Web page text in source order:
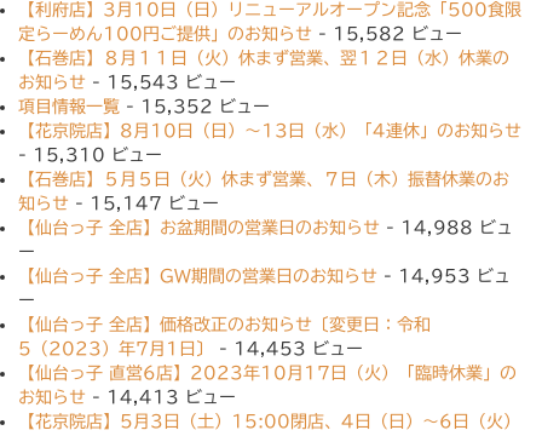
【利府店】3月10日（日）リニューアルオープン記念「500食限
定らーめん100円ご提供」のお知らせ - 15,582 ビュー
【石巻店】８月１１日（火）休まず営業、翌１２日（水）休業の
お知らせ - 15,543 ビュー
項目情報一覧 - 15,352 ビュー
【花京院店】8月10日（日）〜13日（水）「4連休」のお知らせ
- 15,310 ビュー
【石巻店】５月５日（火）休まず営業、７日（木）振替休業のお
知らせ - 15,147 ビュー
【仙台っ子 全店】お盆期間の営業日のお知らせ - 14,988 ビュ
ー
【仙台っ子 全店】GW期間の営業日のお知らせ - 14,953 ビュ
ー
【仙台っ子 全店】価格改正のお知らせ〔変更日：令和
5（2023）年7月1日〕
- 14,453 ビュー
【仙台っ子 直営6店】2023年10月17日（火）「臨時休業」の
お知らせ - 14,413 ビュー
【花京院店】5月3日（土）15:00閉店、4日（日）〜6日（火）